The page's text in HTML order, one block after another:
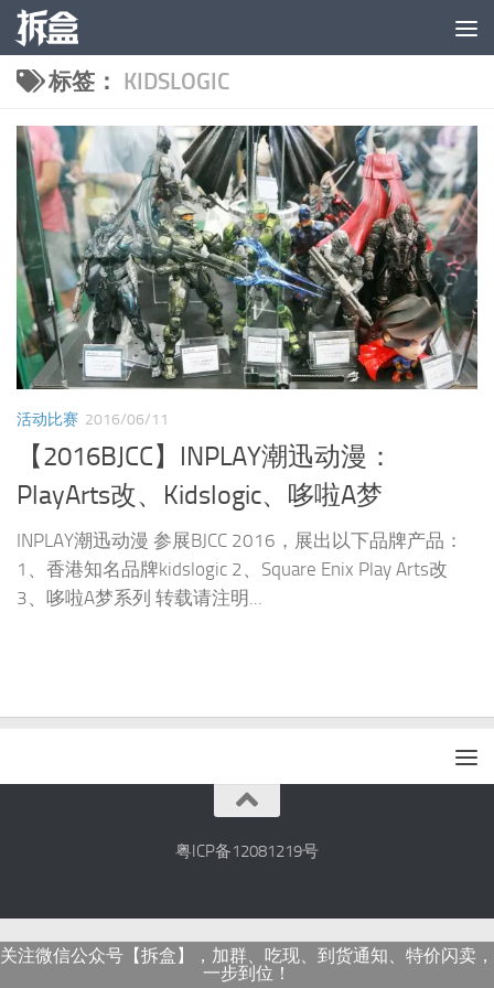
跳至内容
标签： KIDSLOGIC
活动比赛 2016/06/11
【2016BJCC】INPLAY潮迅动漫：
PlayArts改、Kidslogic、哆啦A梦
INPLAY潮迅动漫 参展BJCC 2016，展出以下品牌产品：
1、香港知名品牌kidslogic 2、Square Enix Play Arts改
3、哆啦A梦系列 转载请注明...
粤ICP备12081219号
关注微信公众号【拆盒】，加群、吃现、到货通知、特价闪卖，
一步到位！